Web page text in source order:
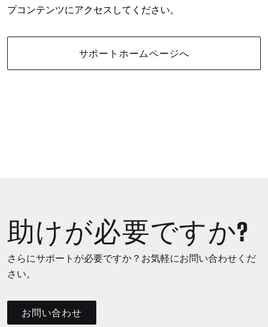
プコンテンツにアクセスしてください。
サポートホームページへ
助けが必要ですか?
さらにサポートが必要ですか？お気軽にお問い合わせくだ
さい。
お問い合わせ